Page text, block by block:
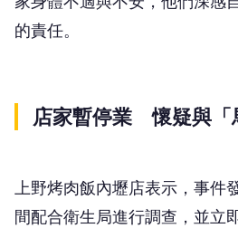
的責任。
店家暫停業 懷疑與「
上野烤肉飯內壢店表示，事件
間配合衛生局進行調查，並立